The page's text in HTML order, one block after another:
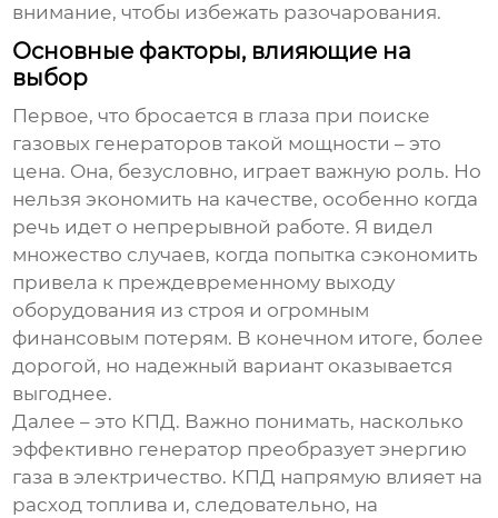
внимание, чтобы избежать разочарования.
Основные факторы, влияющие на
выбор
Первое, что бросается в глаза при поиске
газовых генераторов такой мощности – это
цена. Она, безусловно, играет важную роль. Но
нельзя экономить на качестве, особенно когда
речь идет о непрерывной работе. Я видел
множество случаев, когда попытка сэкономить
привела к преждевременному выходу
оборудования из строя и огромным
финансовым потерям. В конечном итоге, более
дорогой, но надежный вариант оказывается
выгоднее.
Далее – это КПД. Важно понимать, насколько
эффективно генератор преобразует энергию
газа в электричество. КПД напрямую влияет на
расход топлива и, следовательно, на